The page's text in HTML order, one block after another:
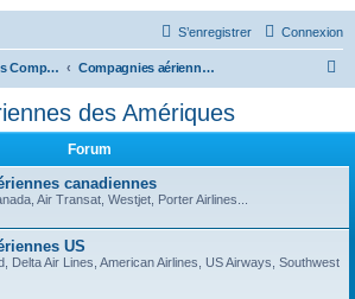
Connexion
S’enregistrer
Forums sur les Compagnies Aériennes Compagnies aériennes des Amériques
des Amériques
Forum
canadiennes
Air Transat, Westjet, Porter Airlines...
US
Delta Air Lines, American Airlines, US Airways, Southwest